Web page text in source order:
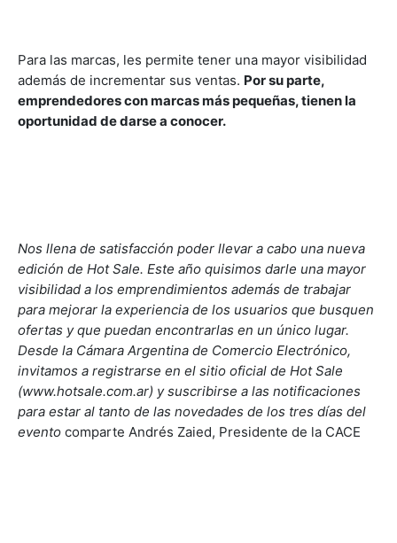
Para las marcas, les permite tener una mayor visibilidad
además de incrementar sus ventas. Por su parte,
emprendedores con marcas más pequeñas, tienen la
oportunidad de darse a conocer.
Nos llena de satisfacción poder llevar a cabo una nueva
edición de Hot Sale. Este año quisimos darle una mayor
visibilidad a los emprendimientos además de trabajar
para mejorar la experiencia de los usuarios que busquen
ofertas y que puedan encontrarlas en un único lugar.
Desde la Cámara Argentina de Comercio Electrónico,
invitamos a registrarse en el sitio oficial de Hot Sale
(www.hotsale.com.ar) y suscribirse a las notificaciones
para estar al tanto de las novedades de los tres días del
evento comparte Andrés Zaied, Presidente de la CACE